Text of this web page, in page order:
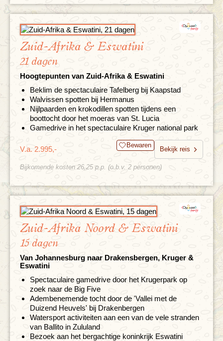
Zuid-Afrika & Eswatini
21 dagen
Hoogtepunten van Zuid-Afrika & Eswatini
Beklim de spectaculaire Tafelberg bij Kaapstad
Walvissen spotten bij Hermanus
Nijlpaarden en krokodillen spotten tijdens een
boottocht door het moeras van St. Lucia
Gamedrive in het spectaculaire Kruger national park
V.a. 2.995,- Bewaren
Bekijk reis
Bijkomende kosten 26,25 p.p. (o.b.v. 2 personen)
Zuid-Afrika Noord & Eswatini
15 dagen
Van Johannesburg naar Drakensbergen, Kruger &
Eswatini
Spectaculaire gamedrive door het Krugerpark op
zoek naar de Big Five
Adembenemende tocht door de 'Vallei met de
Duizend Heuvels' bij Drakenbergen
Watersport activiteiten aan een van de vele stranden
van Ballito in Zululand
Bezoek aan het bergachtige koninkrijk Eswatini